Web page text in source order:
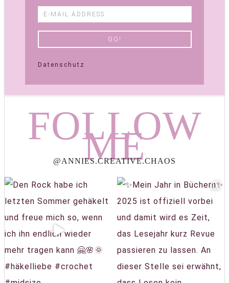
Datenschutz
FOLLOW
ME
@ANNIES.CREATIVE.CHAOS